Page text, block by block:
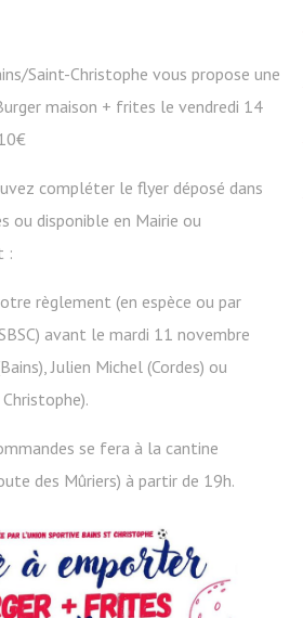
Saint-Christophe vous propose une
maison + frites le vendredi 14
compléter le flyer déposé dans
disponible en Mairie ou
:
règlement (en espèce ou par
avant le mardi 11 novembre
Julien Michel (Cordes) ou
se fera à la cantine
des Mûriers) à partir de 19h.